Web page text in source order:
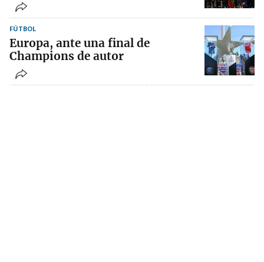
FÚTBOL
Europa, ante una final de
Champions de autor